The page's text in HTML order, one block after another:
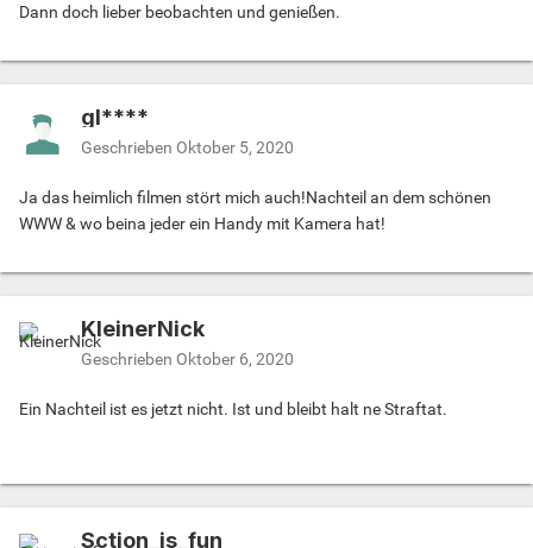
Dann doch lieber beobachten und genießen.
gl****
Geschrieben Oktober 5, 2020
Ja das heimlich filmen stört mich auch!Nachteil an dem schönen
WWW & wo beina jeder ein Handy mit Kamera hat!
KleinerNick
Geschrieben Oktober 6, 2020
Ein Nachteil ist es jetzt nicht. Ist und bleibt halt ne Straftat.
Sction_is_fun